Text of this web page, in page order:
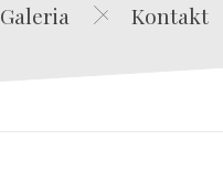
Galeria Kontakt